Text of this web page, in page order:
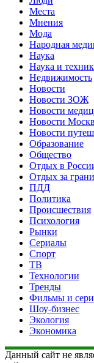
Места
Мнения
Мода
Народная
Наука
Наука и
Недвижимость
Новости
Новости ЗОЖ
Новости
Новости
Новости
Образование
Общество
Отдых в
Отдых за
ПДД
Политика
Происшествия
Психология
Рынки
Сериалы
Спорт
ТВ
Технологии
Тренды
Фильмы и
Шоу-бизнес
Экология
Экономика
Данный сайт не